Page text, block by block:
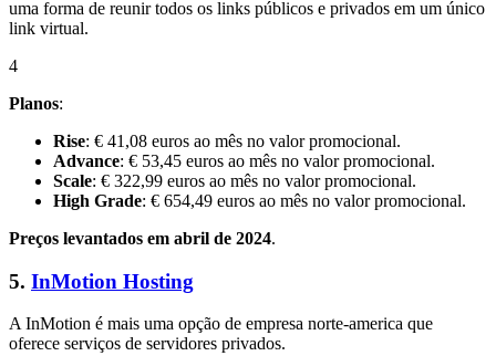
uma forma de reunir todos os links públicos e privados em um único
link virtual.
4
Planos:
Rise: € 41,08 euros ao mês no valor promocional.
Advance: € 53,45 euros ao mês no valor promocional.
Scale: € 322,99 euros ao mês no valor promocional.
High Grade: € 654,49 euros ao mês no valor promocional.
Preços levantados em abril de 2024.
5. InMotion Hosting
A InMotion é mais uma opção de empresa norte-america que
oferece serviços de servidores privados.